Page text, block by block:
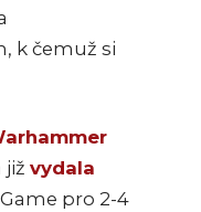
k čemuž si
již vydala
pro 2-4